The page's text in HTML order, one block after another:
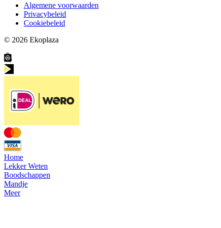
Algemene voorwaarden
Privacybeleid
Cookiebeleid
© 2026 Ekoplaza
Home
Lekker Weten
Boodschappen
Mandje
Meer